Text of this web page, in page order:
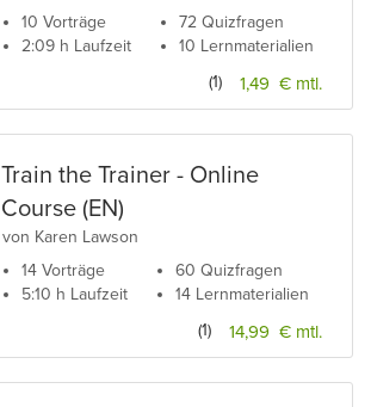
10 Vorträge
2:09 h Laufzeit
72 Quizfragen
10 Lernmaterialien
1,49 € mtl.
(1)
Train the Trainer - Online
Course (EN)
von Karen Lawson
14 Vorträge
5:10 h Laufzeit
60 Quizfragen
14 Lernmaterialien
14,99 € mtl.
(1)